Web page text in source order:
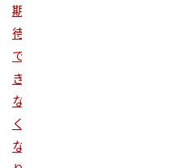
期
待
で
き
な
く
な